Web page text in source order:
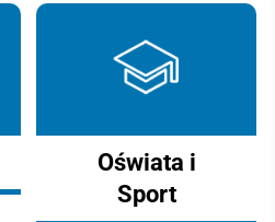
Oświata i
Sport